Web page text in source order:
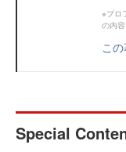
※プロ
の内
こ
Special